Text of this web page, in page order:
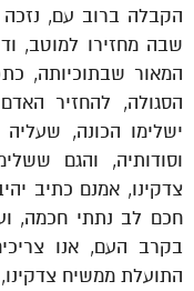
הקבלה ברוב עם, נזכה
שבה מחזירו למוטב,
המאור שבתוכיותה,
הסגולה, להחזיר
ישלימו הכונה,
וסודותיה, והגם
צדקינו, אמנם כתיב
חכם לב נתתי חכמה,
בקרב העם, אנו
התועלת ממשיח